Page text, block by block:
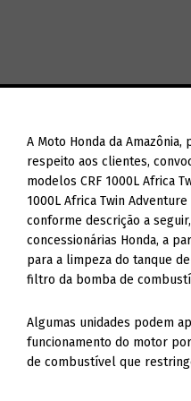
A Moto Honda da
respeito aos clientes,
modelos CRF 1000L Africa
1000L Africa Twin
conforme descrição a
concessionárias Honda, a
para a limpeza do tanque
filtro da bomba de
Algumas unidades podem
funcionamento do motor
de combustível que